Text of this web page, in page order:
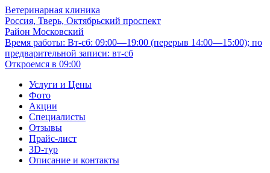
Ветеринарная клиника
Россия, Тверь, Октябрьский проспект
Район Московский
Время работы: Вт-сб: 09:00—19:00 (перерыв 14:00—15:00); по
предварительной записи: вт-сб
Откроемся в 09:00
Услуги и Цены
Фото
Акции
Специалисты
Отзывы
Прайс-лист
3D-тур
Описание и контакты